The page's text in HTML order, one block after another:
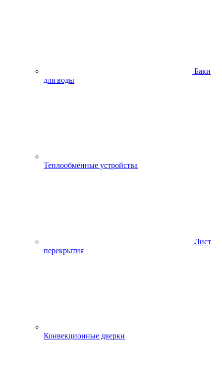
Баки
для воды
Теплообменные устройства
Лист
перекрытия
Конвекционные дверки